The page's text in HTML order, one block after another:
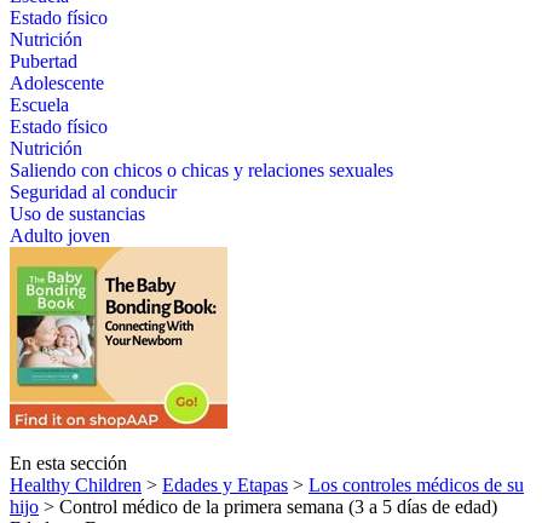
Estado físico
Nutrición
Pubertad
Adolescente
Escuela
Estado físico
Nutrición
Saliendo con chicos o chicas y relaciones sexuales
Seguridad al conducir
Uso de sustancias
Adulto joven
En esta sección
Healthy Children > Edades y Etapas > Los controles médicos de su
hijo > Control médico de la primera semana (3 a 5 días de edad)